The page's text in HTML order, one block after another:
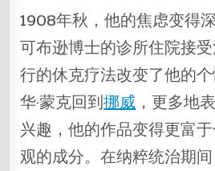
1908年秋，他的焦虑变得
可布逊博士的诊所住院接
行的休克疗法改变了他的
华·蒙克回到挪威，更多地
兴趣，他的作品变得更富
观的成分。在纳粹统治期